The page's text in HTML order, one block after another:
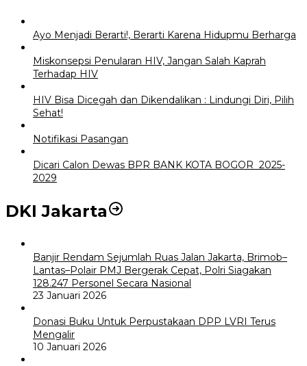
Ayo Menjadi Berarti!, Berarti Karena Hidupmu Berharga
Miskonsepsi Penularan HIV, Jangan Salah Kaprah
Terhadap HIV
HIV Bisa Dicegah dan Dikendalikan : Lindungi Diri, Pilih
Sehat!
Notifikasi Pasangan
Dicari Calon Dewas BPR BANK KOTA BOGOR 2025-
2029
DKI Jakarta
Banjir Rendam Sejumlah Ruas Jalan Jakarta, Brimob–
Lantas–Polair PMJ Bergerak Cepat, Polri Siagakan
128.247 Personel Secara Nasional
23 Januari 2026
Donasi Buku Untuk Perpustakaan DPP LVRI Terus
Mengalir
10 Januari 2026